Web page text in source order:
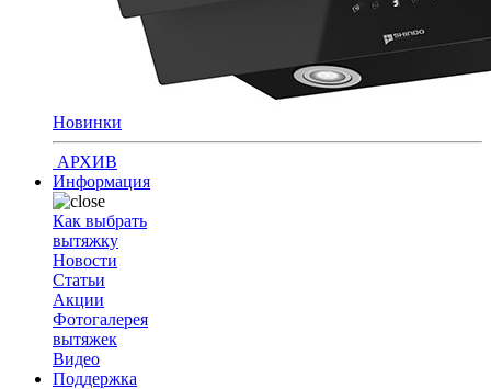
Новинки
АРХИВ
Информация
Как выбрать
вытяжку
Новости
Статьи
Акции
Фотогалерея
вытяжек
Видео
Поддержка